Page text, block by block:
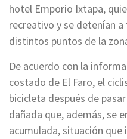
hotel Emporio Ixtapa,
recreativo y se detenían
distintos puntos de la
De acuerdo con la
costado de El Faro, el
bicicleta después de
dañada que, además, se
acumulada, situación